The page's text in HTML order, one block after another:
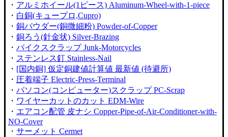
・ アルミホイール(1ピース) Aluminum-Wheel-with-1-piece
・ 白銅(キュープロ,Cupro)
・ 銅パウダー(銅微細粉) Powder-of-Copper
・ 銅ろう(針金状) Silver-Brazing
・ バイクスクラップ Junk-Motorcycles
・ ステンレス釘 Stainless-Nail
・ [国内銅] 仮定銅建値計算値 最新値 (待避所)
・ 圧着端子 Electric-Press-Terminal
・ パソコン(コンピューター)スクラップ PC-Scrap
・ ワイヤーカットのカット EDM-Wire
・ エアコン配管 皮ナシ Copper-Pipe-of-Air-Conditioner-with-
NO-Cover
・ サーメット Cermet